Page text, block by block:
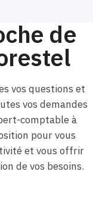
de
vos questions et
vos demandes
comptable à
pour vous
et vous offrir
de vos besoins.